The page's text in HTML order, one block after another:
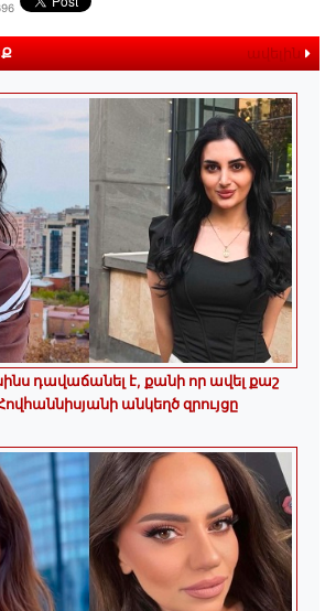
ավելին
դավաճանել է, քանի որ ավել քաշ
անկեղծ զրույցը